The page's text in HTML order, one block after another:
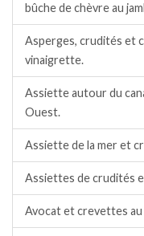
bûche de chèvre au
Asperges, crudités et
vinaigrette.
Assiette autour du
Ouest.
Assiette de la mer et
Assiettes de crudités
Avocat et crevettes